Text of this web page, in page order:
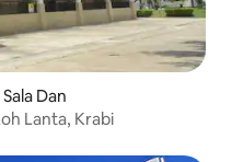
Dan
Lanta, Krabi